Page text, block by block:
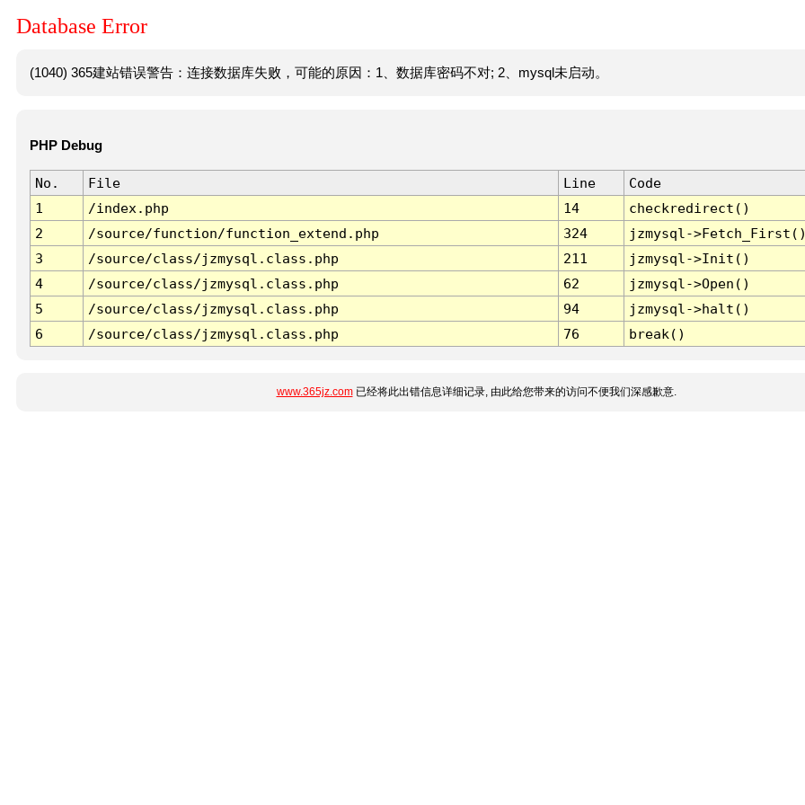
Database Error
(1040) 365建站错误警告：连接数据库失败，可能的原因：1、数据库密码不对; 2、mysql未启动。
PHP Debug
No. File Line
Code
1
/index.php 14
checkredirect()
2
/source/function/function_extend.php 324
jzmysql-
3
/source/class/jzmysql.class.php 211
jzmysql->Init()
4
/source/class/jzmysql.class.php 62
jzmysql->Open()
5
/source/class/jzmysql.class.php 94
jzmysql->halt()
6
/source/class/jzmysql.class.php 76 break()
www.365jz.com已经将此出错信息详细记录, 由此给您带来的访问不便我们深感歉意.